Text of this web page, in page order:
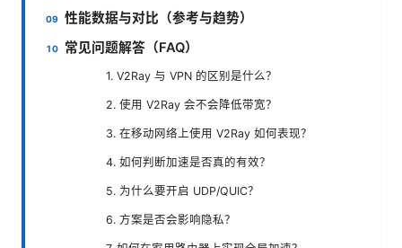
性能数据与对比（参考与趋势）
常见问题解答（FAQ）
1. V2Ray 与 VPN 的区别是什么？
2. 使用 V2Ray 会不会降低带宽？
3. 在移动网络上使用 V2Ray 如何表现？
4. 如何判断加速是否真的有效？
5. 为什么要开启 UDP/QUIC？
6. 方案是否会影响隐私？